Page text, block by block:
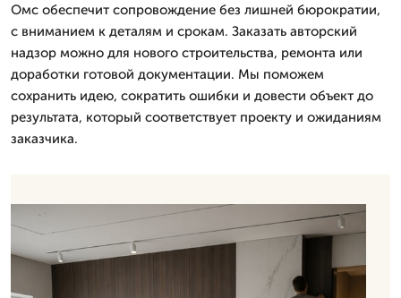
Омс обеспечит сопровождение без лишней бюрократии,
с вниманием к деталям и срокам. Заказать авторский
надзор можно для нового строительства, ремонта или
доработки готовой документации. Мы поможем
сохранить идею, сократить ошибки и довести объект до
результата, который соответствует проекту и ожиданиям
заказчика.